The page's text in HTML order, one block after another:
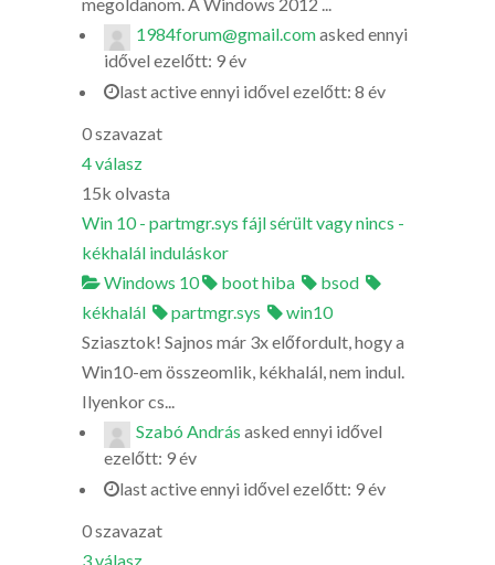
1984forum@gmail.comasked ennyi
idővel ezelőtt: 9 év
last active ennyi idővel ezelőtt: 8 év
0szavazat
4válasz
15k olvasta
Win 10 - partmgr.sys fájl sérült vagy nincs -
kékhalál induláskor
Windows 10
boot hiba
bsod
kékhalál
partmgr.sys
win10
Sziasztok! Sajnos már 3x előfordult, hogy a
Win10-em összeomlik, kékhalál, nem indul.
Ilyenkor cs...
Szabó András asked ennyi idővel
ezelőtt: 9 év
last active ennyi idővel ezelőtt: 9 év
0szavazat
3válasz